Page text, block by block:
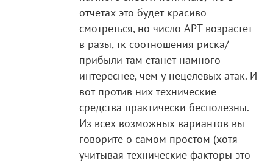
отчетах это будет красиво
смотреться, но число APT возрастет
в разы, тк соотношения риска/
прибыли там станет намного
интереснее, чем у нецелевых атак. И
вот против них технические
средства практически бесполезны.
Из всех возможных вариантов вы
говорите о самом простом (хотя
учитывая технические факторы это